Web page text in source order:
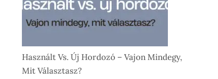
Használt Vs. Új Hordozó – Vajon Mindegy,
Mit Választasz?